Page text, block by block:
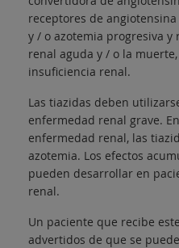
receptores de
y / o azotemia progresiva
renal aguda y / o la
insuficiencia renal.
Las tiazidas deben
enfermedad renal grave.
enfermedad renal, las
azotemia. Los efectos
pueden desarrollar en
renal.
Un paciente que recibe
advertidos de que se